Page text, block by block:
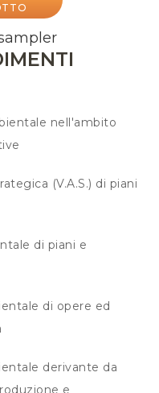
nell'ambito
(V.A.S.) di piani
di piani e
di opere ed
derivante da
e